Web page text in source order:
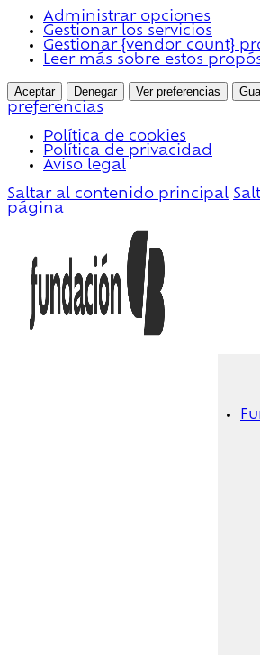
Administrar opciones
Gestionar los servicios
Gestionar {vendor_count}
Leer más sobre estos
Aceptar Denegar Ver preferencias
preferencias
Política de cookies
Política de privacidad
Aviso legal
Saltar al contenido principal
página